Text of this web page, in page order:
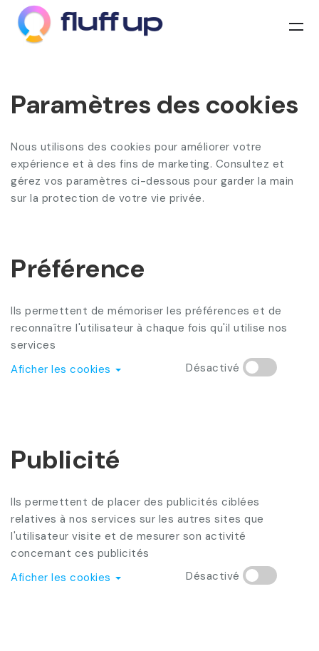
Paramètres des cookies
Nous utilisons des cookies pour améliorer votre
expérience et à des fins de marketing. Consultez et
gérez vos paramètres ci-dessous pour garder la main
sur la protection de votre vie privée.
Préférence
Ils permettent de mémoriser les préférences et de
reconnaître l'utilisateur à chaque fois qu'il utilise nos
services
Aficher les cookies
Désactivé
Publicité
Ils permettent de placer des publicités ciblées
relatives à nos services sur les autres sites que
l'utilisateur visite et de mesurer son activité
concernant ces publicités
Aficher les cookies
Désactivé